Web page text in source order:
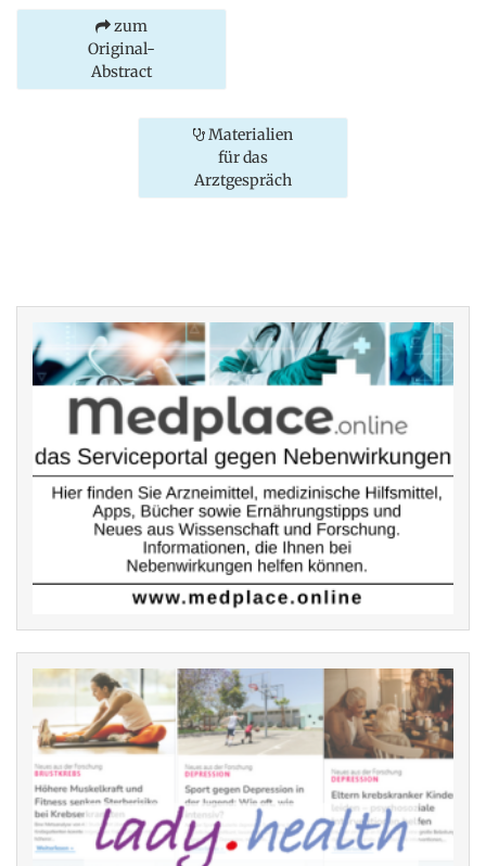
zum
Original-
Abstract
Materialien
für das
Arztgespräch